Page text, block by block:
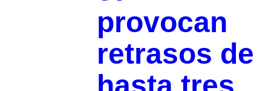
provocan
retrasos de